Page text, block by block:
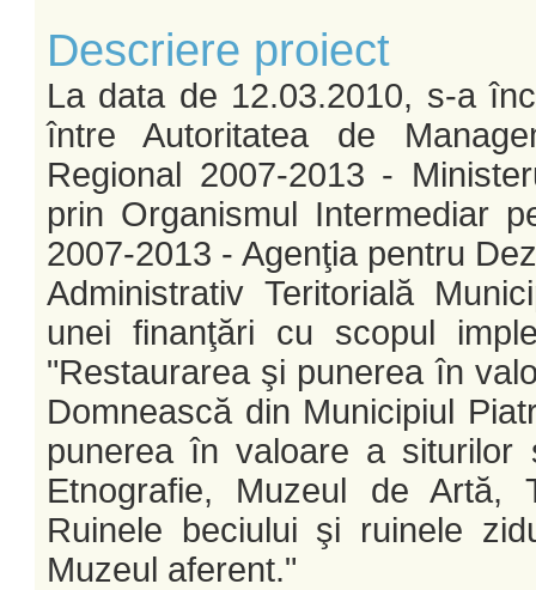
Descriere proiect
La data de 12.03.2010, s-a
între Autoritatea de
Regional 2007-2013 -
prin Organismul Intermediar
2007-2013 - Agenţia pentru
Administrativ Teritorială
unei finanţări cu scopul
"Restaurarea şi punerea în
Domnească din Municipiul
punerea în valoare a siturilor
Etnografie, Muzeul de Artă,
Ruinele beciului şi ruinele
Muzeul aferent."